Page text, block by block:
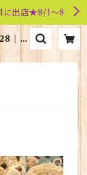
に出店★8/1～8
| 英
イフ